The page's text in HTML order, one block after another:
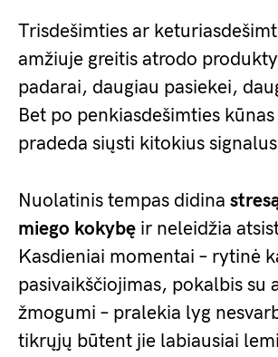
Trisdešimties ar
amžiuje greitis atrodo
padarai, daugiau pasiekei,
Bet po penkiasdešimties
pradeda siųsti kitokius
Nuolatinis tempas didina
miego kokybę ir neleidžia
Kasdieniai momentai – rytinė
pasivaikščiojimas, pokalbis su
žmogumi – pralekia lyg
tikrųjų būtent jie labiausiai